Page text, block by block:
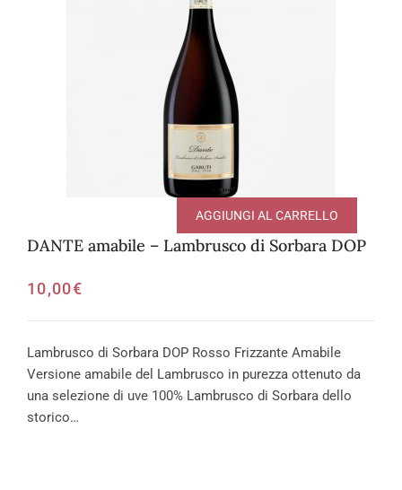
DANTE amabile – Lambrusco di Sorbara DOP
10,00€
AGGIUNGI AL CARRELLO
Lambrusco di Sorbara DOP Rosso Frizzante Amabile
Versione amabile del Lambrusco in purezza ottenuto da
una selezione di uve 100% Lambrusco di Sorbara dello
storico…